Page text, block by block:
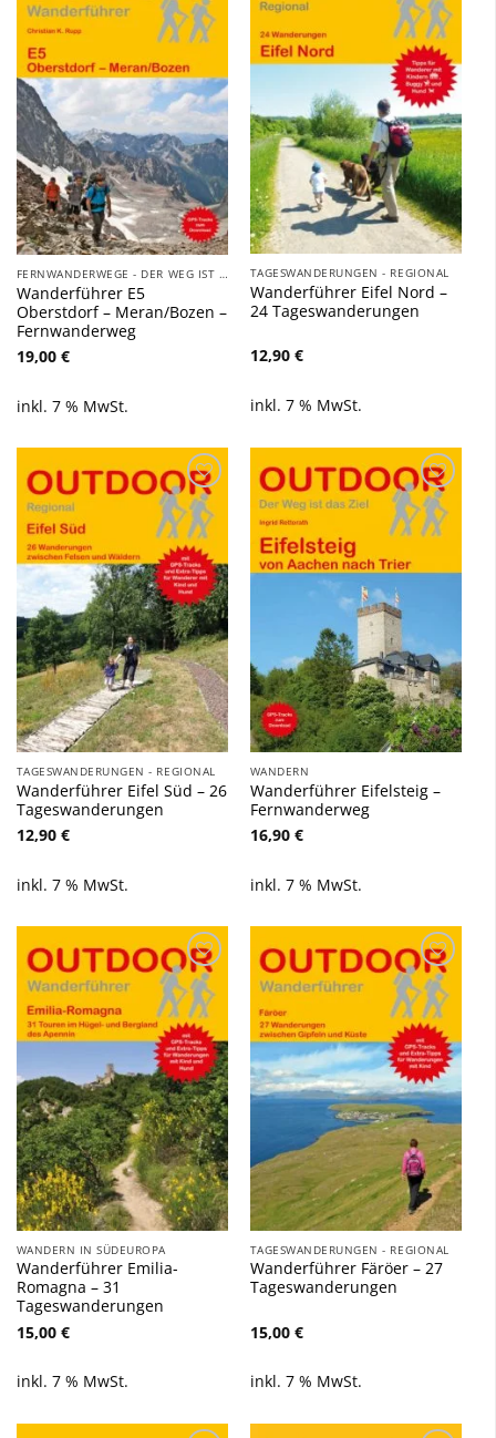
Zu
Wunschliste
hinzufügen
FERNWANDERWEGE - DER WEG IST DAS ZIEL
Wanderführer E5
Oberstdorf – Meran/Bozen –
Fernwanderweg
19,00 €
inkl. 7 % MwSt.
Zu
Wunschliste
hinzufügen
TAGESWANDERUNGEN - REGIONAL
Wanderführer Eifel Nord –
24 Tageswanderungen
12,90 €
inkl. 7 % MwSt.
Zu
Wunschliste
hinzufügen
TAGESWANDERUNGEN - REGIONAL
Wanderführer Eifel Süd – 26
Tageswanderungen
12,90 €
inkl. 7 % MwSt.
Zu
Wunschliste
hinzufügen
WANDERN
Wanderführer Eifelsteig –
Fernwanderweg
16,90 €
inkl. 7 % MwSt.
Zu
Wunschliste
hinzufügen
WANDERN IN SÜDEUROPA
Wanderführer Emilia-
Romagna – 31
Tageswanderungen
15,00 €
inkl. 7 % MwSt.
Zu
Wunschliste
hinzufügen
TAGESWANDERUNGEN - REGIONAL
Wanderführer Färöer – 27
Tageswanderungen
15,00 €
inkl. 7 % MwSt.